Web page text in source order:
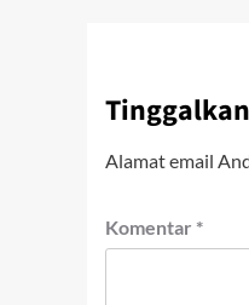
Alamat email
Komentar *